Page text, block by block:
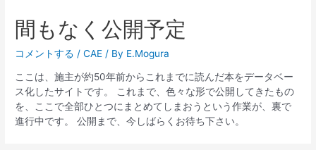
ー
構
築
モ
間もなく公開予定
コメントする /CAE / By E.Mogura
ここは、施主が約50年前からこれまでに読んだ本をデータベー
ス化したサイトです。 これまで、色々な形で公開してきたもの
を、ここで全部ひとつにまとめてしまおうという作業が、裏で
進行中です。 公開まで、今しばらくお待ち下さい。